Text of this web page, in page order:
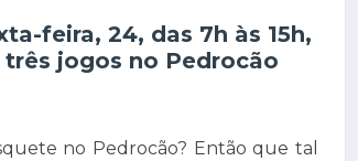
feira, 24, das 7h às 15h,
jogos no Pedrocão
no Pedrocão? Então que tal